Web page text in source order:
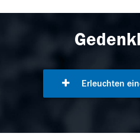
Erleuchten